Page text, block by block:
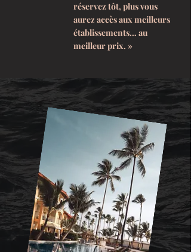
réservez tôt, plus vous
aurez accès aux meilleurs
établissements… au
meilleur prix. »